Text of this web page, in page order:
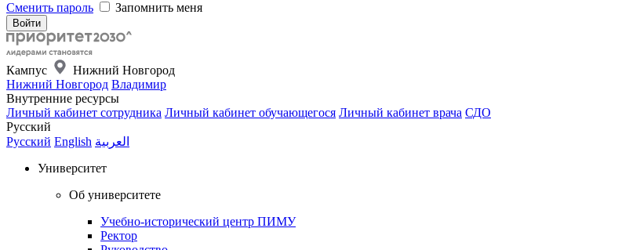
Сменить пароль Запомнить меня
Кампус
Нижний Новгород
Нижний Новгород Владимир
Внутренние ресурсы
Личный кабинет сотрудника Личный кабинет обучающегося Личный кабинет врача СДО
Русский
Русский English العربية
Университет
Об университете
Учебно-исторический центр ПИМУ
Ректор